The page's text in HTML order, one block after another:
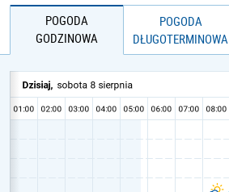
POGODA
GODZINOWA
POGODA
DŁUGOTERMINOWA